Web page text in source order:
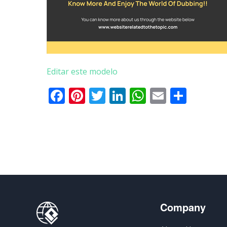
Editar este modelo
Facebook
Pinterest
Twitter
LinkedIn
WhatsApp
Email
Company